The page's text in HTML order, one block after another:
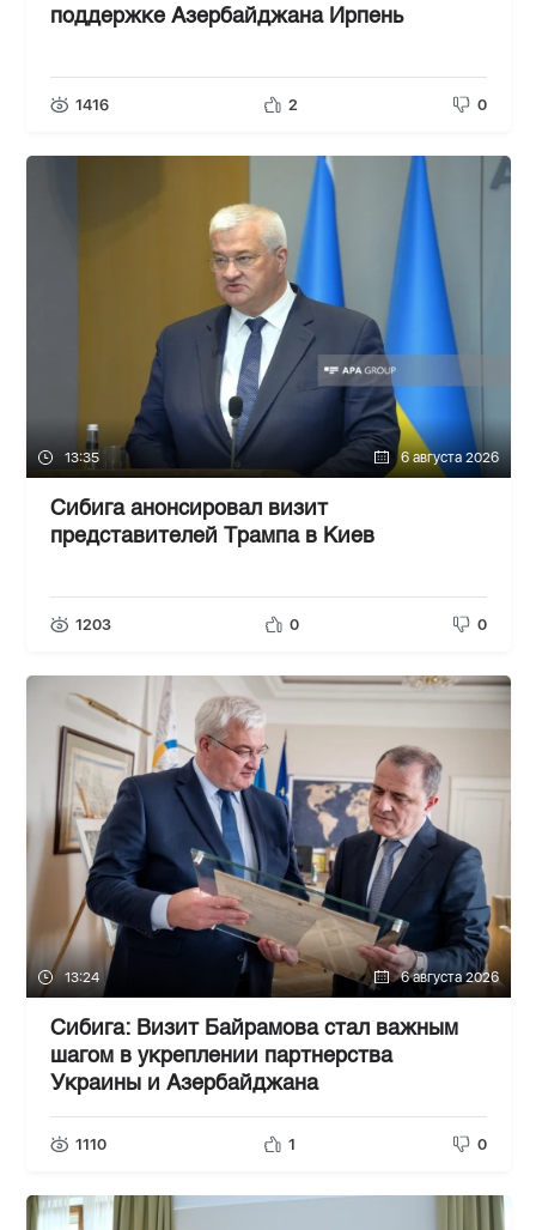
поддержке Азербайджана Ирпень
1416 2 0
13:35 6 августа 2026
Сибига анонсировал визит
представителей Трампа в Киев
1203 0 0
13:24 6 августа 2026
Сибига: Визит Байрамова стал важным
шагом в укреплении партнерства
Украины и Азербайджана
1110 1 0